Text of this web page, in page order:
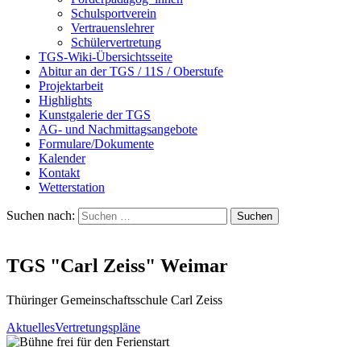
Schulsportverein
Vertrauenslehrer
Schülervertretung
TGS-Wiki-Übersichtsseite
Abitur an der TGS / 11S / Oberstufe
Projektarbeit
Highlights
Kunstgalerie der TGS
AG- und Nachmittagsangebote
Formulare/Dokumente
Kalender
Kontakt
Wetterstation
Suchen nach:
TGS "Carl Zeiss" Weimar
Thüringer Gemeinschaftsschule Carl Zeiss
AktuellesVertretungspläne